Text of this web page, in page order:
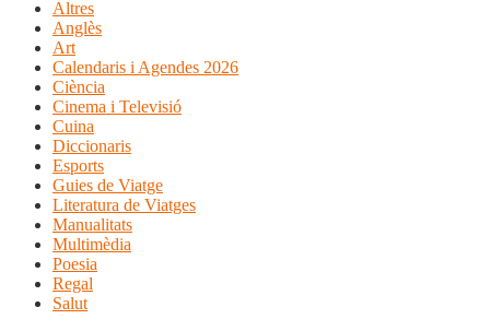
Altres
Anglès
Art
Calendaris i Agendes 2026
Ciència
Cinema i Televisió
Cuina
Diccionaris
Esports
Guies de Viatge
Literatura de Viatges
Manualitats
Multimèdia
Poesia
Regal
Salut